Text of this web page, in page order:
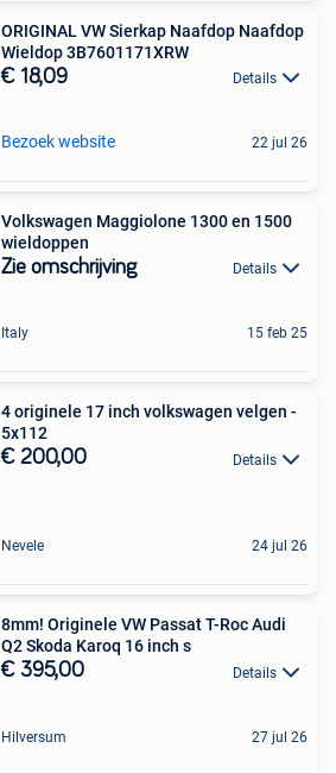
ORIGINAL VW Sierkap Naafdop Naafdop
Wieldop 3B7601171XRW
€ 18,09 Details
Bezoek website 22 jul 26
Volkswagen Maggiolone 1300 en 1500
wieldoppen
Zie omschrijving Details
Italy 15 feb 25
4 originele 17 inch volkswagen velgen -
5x112
€ 200,00 Details
Nevele 24 jul 26
8mm! Originele VW Passat T-Roc Audi
Q2 Skoda Karoq 16 inch s
€ 395,00 Details
Hilversum 27 jul 26